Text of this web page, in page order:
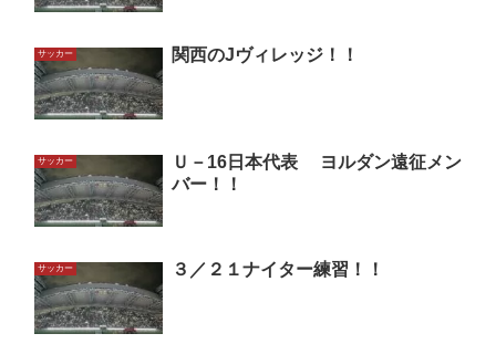
サッカー 関西のJヴィレッジ！！
サッカー
Ｕ－16日本代表 ヨルダン遠征メン
バー！！
サッカー ３／２１ナイター練習！！